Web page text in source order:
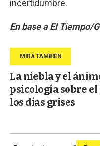
incertidumbre.
En base a El Tiempo/
La niebla y el
psicología sobre
los días grises